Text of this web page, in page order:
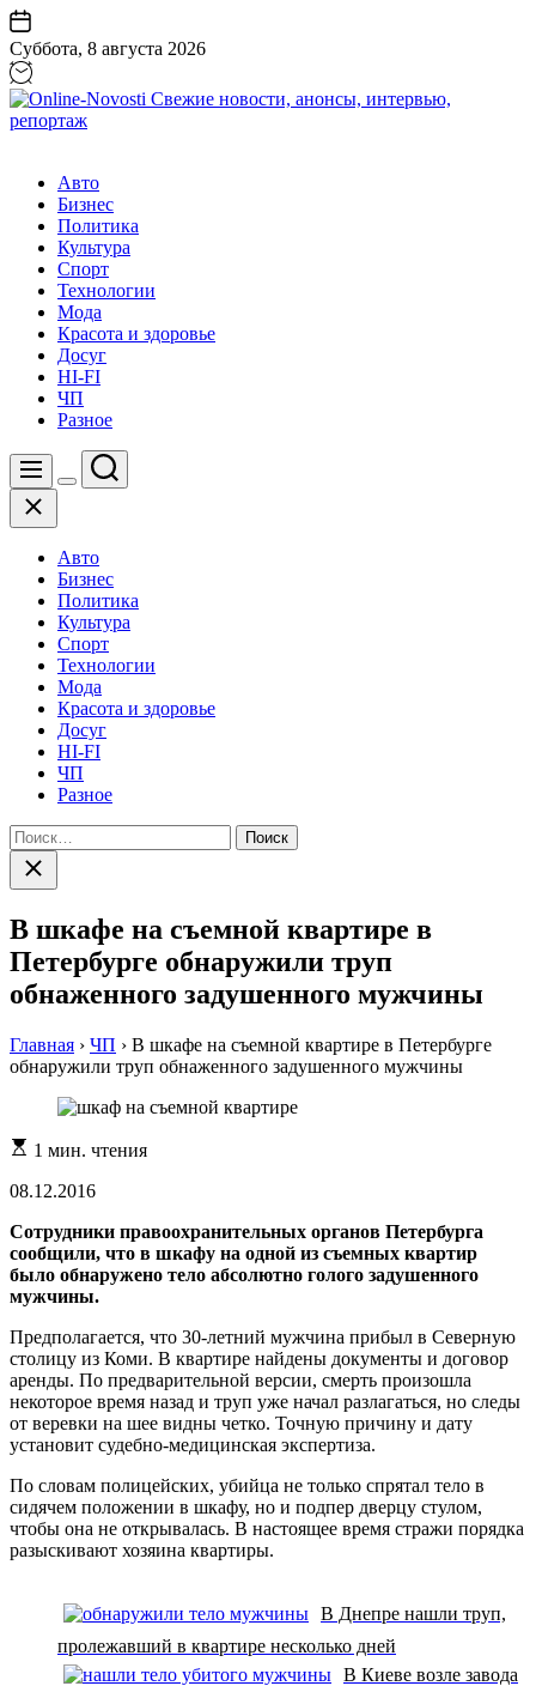
Перейти
к
содержанию
Суббота, 8 августа 2026
Свежие
новости,
анонсы,
интервью,
репортаж
Авто
Бизнес
Политика
Культура
Спорт
Технологии
Мода
Красота и здоровье
Досуг
HI-FI
ЧП
Разное
Меню
Цвет
Поиск
Закрыть
Авто
Бизнес
Политика
Культура
Спорт
Технологии
Мода
Красота и здоровье
Досуг
HI-FI
ЧП
Разное
Найти:
Закрыть
поиск
В шкафе на съемной квартире в
Петербурге обнаружили труп
обнаженного задушенного мужчины
Главная › ЧП › В шкафе на съемной квартире в Петербурге
обнаружили труп обнаженного задушенного мужчины
Расчетное
чтения
1 мин. чтения
08.12.2016
Сотрудники правоохранительных органов Петербурга
сообщили, что в шкафу на одной из съемных квартир
было обнаружено тело абсолютно голого задушенного
мужчины.
Предполагается, что 30-летний мужчина прибыл в Северную
столицу из Коми. В квартире найдены документы и договор
аренды. По предварительной версии, смерть произошла
некоторое время назад и труп уже начал разлагаться, но следы
от веревки на шее видны четко. Точную причину и дату
установит судебно-медицинская экспертиза.
По словам полицейских, убийца не только спрятал тело в
сидячем положении в шкафу, но и подпер дверцу стулом,
чтобы она не открывалась. В настоящее время стражи порядка
разыскивают хозяина квартиры.
В Днепре нашли труп,
пролежавший в квартире несколько дней
В Киеве возле завода